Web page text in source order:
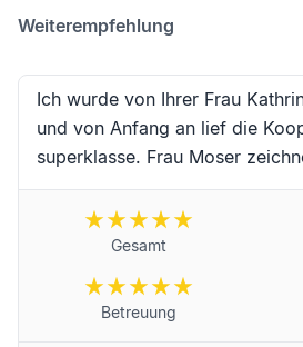
Weiterempfehlung
Ich wurde von Ihrer Frau
und von Anfang an lief die
superklasse. Frau Moser
der Begleitung durch
erstklassige Zuverlässigkeit,
absoluter Freundlichkeit sowie
Einfühlungsvermögen aus.
Moser und das Team für die
Gesamt
Betreuung